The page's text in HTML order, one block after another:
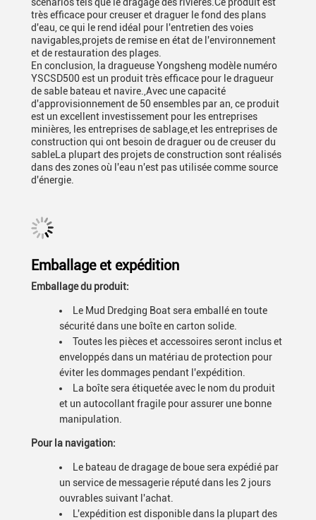
très efficace pour creuser et draguer le fond des plans
d'eau, ce qui le rend idéal pour l'entretien des voies
navigables,projets de remise en état de l'environnement
et de restauration des plages.
En conclusion, la dragueuse Yongsheng modèle numéro
YSCSD500 est un produit très efficace pour le dragueur
de sable bateau et navire.,Avec une capacité
d'approvisionnement de 50 ensembles par an, ce produit
est un excellent investissement pour les entreprises
minières, les entreprises de sablage,et les entreprises de
construction qui ont besoin de draguer ou de creuser du
sableLa plupart des projets de construction sont réalisés
dans des zones où l'eau n'est pas utilisée comme source
d'énergie.
Emballage et expédition
Emballage du produit:
Le Mud Dredging Boat sera emballé en toute
sécurité dans une boîte en carton solide.
Toutes les pièces et accessoires seront inclus et
enveloppés dans un matériau de protection pour
éviter les dommages pendant l'expédition.
La boîte sera étiquetée avec le nom du produit
et un autocollant fragile pour assurer une bonne
manipulation.
Pour la navigation:
Le bateau de dragage de boue sera expédié par
un service de messagerie réputé dans les 2 jours
ouvrables suivant l'achat.
L'expédition est disponible dans la plupart des